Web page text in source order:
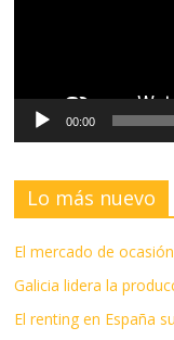
00:00
Lo más nuevo
El mercado de
Galicia lidera la
El renting en España